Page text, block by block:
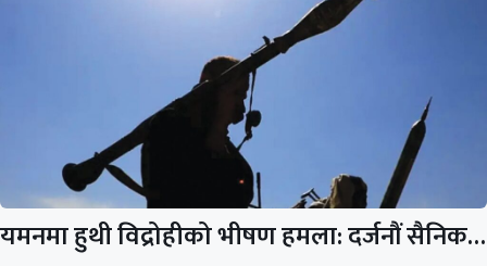
यमनमा हुथी विद्रोहीको भीषण हमला: दर्जनौं सैनिक…